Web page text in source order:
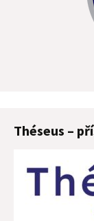
Théseus –